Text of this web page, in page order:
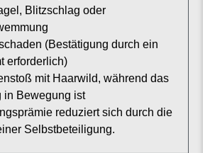
Blitzschlag oder
(Bestätigung durch ein
erforderlich)
mit Haarwild, während das
in Bewegung ist
reduziert sich durch die
Selbstbeteiligung.